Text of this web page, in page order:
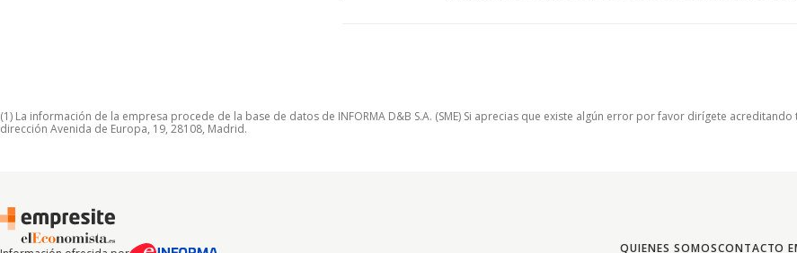
(1) La información de la empresa procede de la base de datos de INFORMA D&B S.A. (SME) Si aprecias que existe algún error por favor dirígete
dirección Avenida de Europa, 19, 28108, Madrid.
QUIENES SOMOSCONTACTO